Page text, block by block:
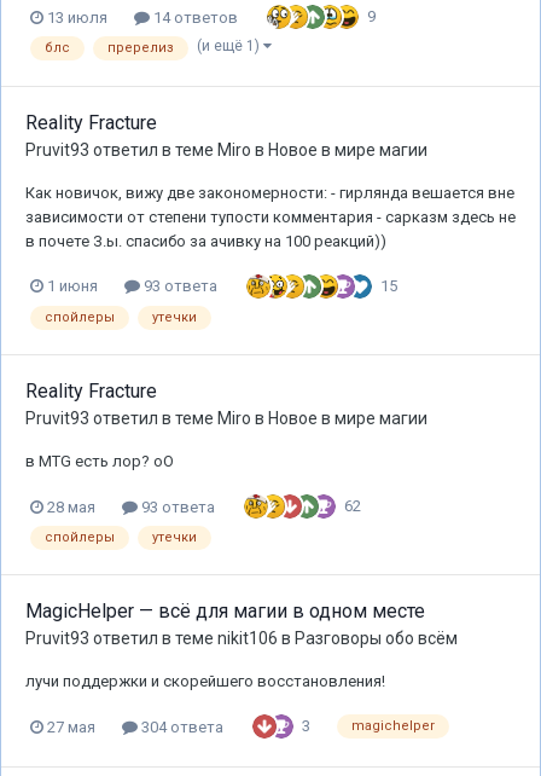
13 июля 14 ответов 9
блс пререлиз (и ещё 1)
Reality Fracture
Pruvit93 ответил в теме Miro в Новое в мире магии
Как новичок, вижу две закономерности: - гирлянда вешается вне
зависимости от степени тупости комментария - сарказм здесь не
в почете З.ы. спасибо за ачивку на 100 реакций))
1 июня 93 ответа 15
спойлеры утечки
Reality Fracture
Pruvit93 ответил в теме Miro в Новое в мире магии
в MTG есть лор? оО
28 мая 93 ответа 62
спойлеры утечки
MagicHelper — всё для магии в одном месте
Pruvit93 ответил в теме nikit106 в Разговоры обо всём
лучи поддержки и скорейшего восстановления!
27 мая 304 ответа 3 magichelper